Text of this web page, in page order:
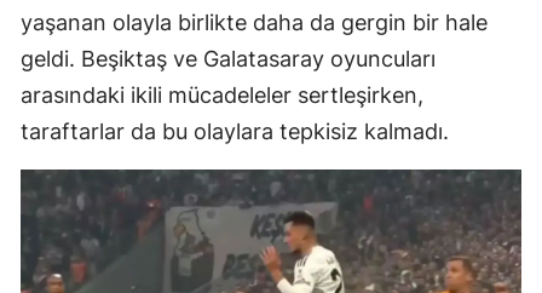
yaşanan olayla birlikte daha da gergin bir hale
geldi. Beşiktaş ve Galatasaray oyuncuları
arasındaki ikili mücadeleler sertleşirken,
taraftarlar da bu olaylara tepkisiz kalmadı.